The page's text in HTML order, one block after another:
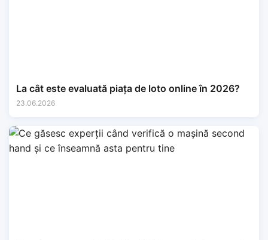
La cât este evaluată piața de loto online în 2026?
23.06.2026